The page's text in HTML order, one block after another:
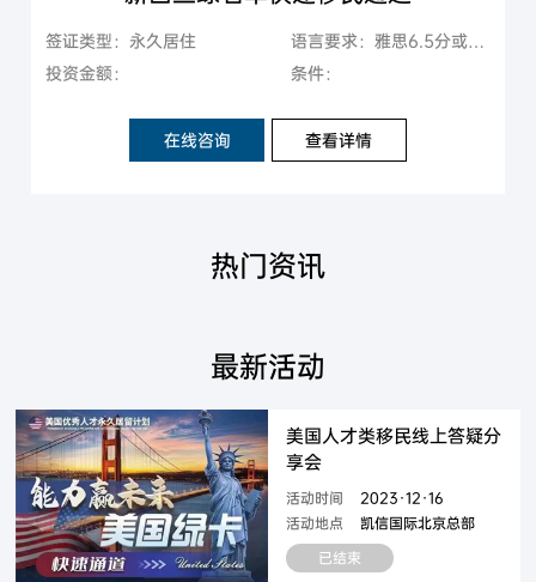
签证类型：永久居住
语言要求：雅思6.5分或者托福79分以上
投资金额：
条件：
在线咨询 查看详情
热门资讯
最新活动
美国人才类移民线上答疑分
享会
活动时间
2023·12·16
活动地点
凯信国际北京总部
已结束